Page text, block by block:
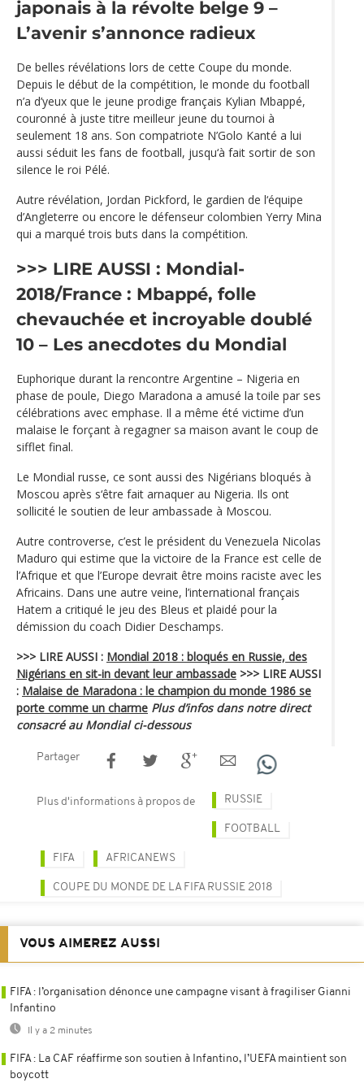
japonais à la révolte belge 9 –
L’avenir s’annonce radieux
De belles révélations lors de cette Coupe du monde.
Depuis le début de la compétition, le monde du football
n’a d’yeux que le jeune prodige français Kylian Mbappé,
couronné à juste titre meilleur jeune du tournoi à
seulement 18 ans. Son compatriote N’Golo Kanté a lui
aussi séduit les fans de football, jusqu‘à fait sortir de son
silence le roi Pélé.
Autre révélation, Jordan Pickford, le gardien de l‘équipe
d’Angleterre ou encore le défenseur colombien Yerry Mina
qui a marqué trois buts dans la compétition.
>>> LIRE AUSSI : Mondial-
2018/France : Mbappé, folle
chevauchée et incroyable doublé
10 – Les anecdotes du Mondial
Euphorique durant la rencontre Argentine – Nigeria en
phase de poule, Diego Maradona a amusé la toile par ses
célébrations avec emphase. Il a même été victime d’un
malaise le forçant à regagner sa maison avant le coup de
sifflet final.
Le Mondial russe, ce sont aussi des Nigérians bloqués à
Moscou après s‘être fait arnaquer au Nigeria. Ils ont
sollicité le soutien de leur ambassade à Moscou.
Autre controverse, c’est le président du Venezuela Nicolas
Maduro qui estime que la victoire de la France est celle de
l’Afrique et que l’Europe devrait être moins raciste avec les
Africains. Dans une autre veine, l’international français
Hatem a critiqué le jeu des Bleus et plaidé pour la
démission du coach Didier Deschamps.
>>> LIRE AUSSI : Mondial 2018 : bloqués en Russie, des
Nigérians en sit-in devant leur ambassade >>> LIRE AUSSI
: Malaise de Maradona : le champion du monde 1986 se
porte comme un charme Plus d’infos dans notre direct
consacré au Mondial ci-dessous
Partager
Plus d'informations à propos de RUSSIE
FOOTBALL
FIFA AFRICANEWS
COUPE DU MONDE DE LA FIFA RUSSIE 2018
VOUS AIMEREZ AUSSI
FIFA : l’organisation dénonce une campagne visant à fragiliser Gianni
Infantino
Il y a 2 minutes
FIFA : La CAF réaffirme son soutien à Infantino, l’UEFA maintient son
boycott